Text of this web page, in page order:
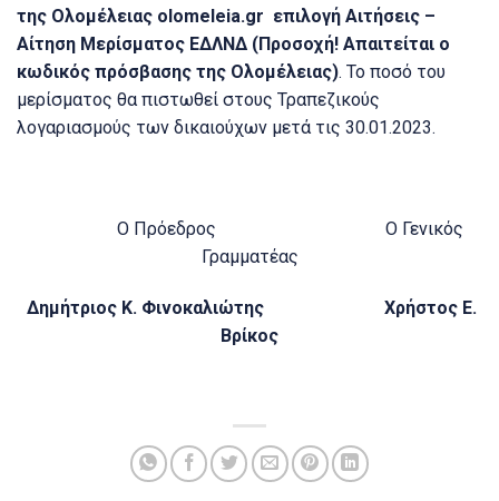
της Ολομέλειας olomeleia.gr επιλογή Αιτήσεις –
Αίτηση Μερίσματος ΕΔΛΝΔ (Προσοχή! Απαιτείται ο
κωδικός πρόσβασης της Ολομέλειας). Το ποσό του
μερίσματος θα πιστωθεί στους Τραπεζικούς
λογαριασμούς των δικαιούχων μετά τις 30.01.2023.
Ο Πρόεδρος Ο Γενικός
Γραμματέας
Δημήτριος Κ. Φινοκαλιώτης Χρήστος Ε.
Βρίκος